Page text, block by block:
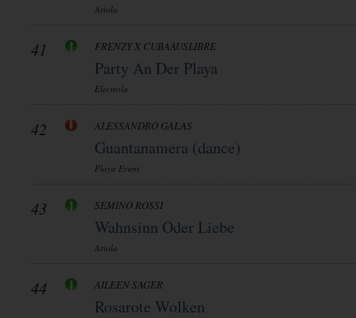
Ariola
41 FRENZY X CUBAAUSLIBRE
Party An Der Playa
Electrola
42 ALESSANDRO GALAS
Guantanamera (dance)
Playa Event
43 SEMINO ROSSI
Wahnsinn Oder Liebe
Ariola
44 AILEEN SAGER
Rosarote Wolken